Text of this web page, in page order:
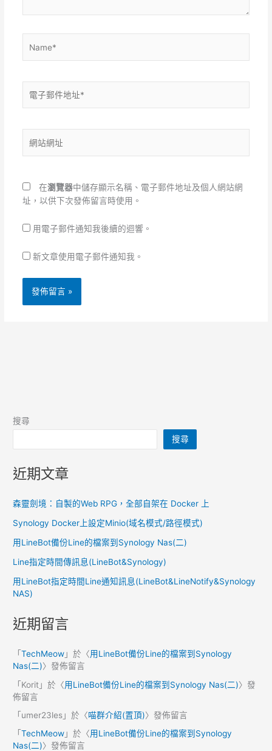
件
地
址
站
在瀏覽器中儲存顯示名稱、電子郵件地址及個人網站網
址，以供下次發佈留言時使用。
用電子郵件通知我後續的迴響。
新文章使用電子郵件通知我。
搜尋
搜尋
近期文章
森靈劍境：自製的Web RPG，全部自架在 Docker 上
Synology Docker上設定Minio(域名模式/路徑模式)
用LineBot備份Line的檔案到Synology Nas(二)
Line指定時間傳訊息(LineBot&Synology)
用LineBot指定時間Line通知訊息(LineBot&LineNotify&Synology
NAS)
近期留言
「TechMeow」於〈用LineBot備份Line的檔案到Synology
Nas(二)〉發佈留言
「Korit 」於〈用LineBot備份Line的檔案到Synology Nas(二)〉發
佈留言
「 umer23les」於〈喵群介紹(置頂)〉發佈留言
「TechMeow」於〈用LineBot備份Line的檔案到Synology
Nas(二)〉發佈留言